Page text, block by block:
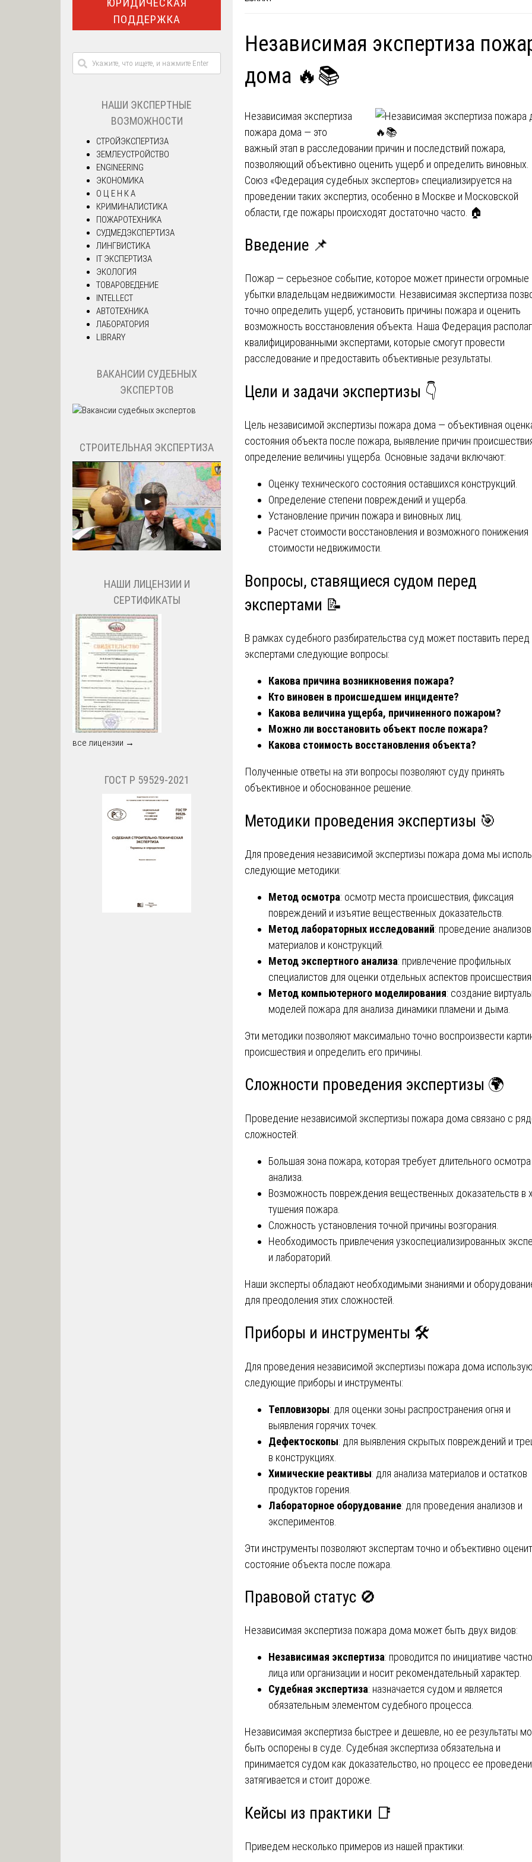
Независимая экспертиза
дома 🔥📚
Независимая экспертиза
пожара дома — это
важный этап в расследовании причин и последствий пожара,
позволяющий объективно оценить ущерб и определить виновных.
Союз «Федерация судебных экспертов» специализируется на
проведении таких экспертиз, особенно в Москве и Московской
области, где пожары происходят достаточно часто. 🏠
Введение 📌
Пожар — серьезное событие, которое может принести огромные
убытки владельцам недвижимости. Независимая экспертиза
точно определить ущерб, установить причины пожара и оценить
возможность восстановления объекта. Наша Федерация
квалифицированными экспертами, которые смогут провести
расследование и предоставить объективные результаты.
Цели и задачи экспертизы 👇
Цель независимой экспертизы пожара дома — объективная
состояния объекта после пожара, выявление причин
определение величины ущерба. Основные задачи включают:
Оценку технического состояния оставшихся конструкций.
Определение степени повреждений и ущерба.
Установление причин пожара и виновных лиц.
Расчет стоимости восстановления и возможного понижения
стоимости недвижимости.
Вопросы, ставящиеся судом перед
экспертами 📝
В рамках судебного разбирательства суд может поставить перед
экспертами следующие вопросы:
Какова причина возникновения пожара?
Кто виновен в происшедшем инциденте?
Какова величина ущерба, причиненного пожаром?
Можно ли восстановить объект после пожара?
Какова стоимость восстановления объекта?
Полученные ответы на эти вопросы позволяют суду принять
объективное и обоснованное решение.
Методики проведения экспертизы 🎯
Для проведения независимой экспертизы пожара дома мы
следующие методики:
Метод осмотра: осмотр места происшествия, фиксация
повреждений и изъятие вещественных доказательств.
Метод лабораторных исследований: проведение анализов
материалов и конструкций.
Метод экспертного анализа: привлечение профильных
специалистов для оценки отдельных аспектов происшествия.
Метод компьютерного моделирования: создание
моделей пожара для анализа динамики пламени и дыма.
Эти методики позволяют максимально точно воспроизвести
происшествия и определить его причины.
Сложности проведения экспертизы 🌍
Проведение независимой экспертизы пожара дома связано с
сложностей:
Большая зона пожара, которая требует длительного осмотра
анализа.
Возможность повреждения вещественных доказательств в
тушения пожара.
Сложность установления точной причины возгорания.
Необходимость привлечения узкоспециализированных
и лабораторий.
Наши эксперты обладают необходимыми знаниями и
для преодоления этих сложностей.
Приборы и инструменты 🛠️
Для проведения независимой экспертизы пожара дома
следующие приборы и инструменты:
Тепловизоры: для оценки зоны распространения огня и
выявления горячих точек.
Дефектоскопы: для выявления скрытых повреждений и
в конструкциях.
Химические реактивы: для анализа материалов и остатков
продуктов горения.
Лабораторное оборудование: для проведения анализов и
экспериментов.
Эти инструменты позволяют экспертам точно и объективно
состояние объекта после пожара.
Правовой статус 🚫
Независимая экспертиза пожара дома может быть двух видов:
Независимая экспертиза: проводится по инициативе
лица или организации и носит рекомендательный характер.
Судебная экспертиза: назначается судом и является
обязательным элементом судебного процесса.
Независимая экспертиза быстрее и дешевле, но ее результаты
быть оспорены в суде. Судебная экспертиза обязательна и
принимается судом как доказательство, но процесс ее
затягивается и стоит дороже.
Кейсы из практики 📑
Приведем несколько примеров из нашей практики:
ПОДДЕРЖКА
НАШИ ЭКСПЕРТНЫЕ
ВОЗМОЖНОСТИ
СТРОЙЭКСПЕРТИЗА
ЗЕМЛЕУСТРОЙСТВО
ENGINEERING
ЭКОНОМИКА
О Ц Е Н К А
КРИМИНАЛИСТИКА
ПОЖАРОТЕХНИКА
СУДМЕДЭКСПЕРТИЗА
ЛИНГВИСТИКА
IT ЭКСПЕРТИЗА
ЭКОЛОГИЯ
ТОВАРОВЕДЕНИЕ
INTELLECT
АВТОТЕХНИКА
ЛАБОРАТОРИЯ
LIBRARY
ВАКАНСИИ СУДЕБНЫХ
ЭКСПЕРТОВ
СТРОИТЕЛЬНАЯ ЭКСПЕРТИЗА
НАШИ ЛИЦЕНЗИИ И
СЕРТИФИКАТЫ
все лицензии →
ГОСТ Р 59529-2021